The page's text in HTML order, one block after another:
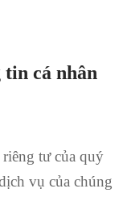
tin cá nhân
tư của quý
vụ của chúng